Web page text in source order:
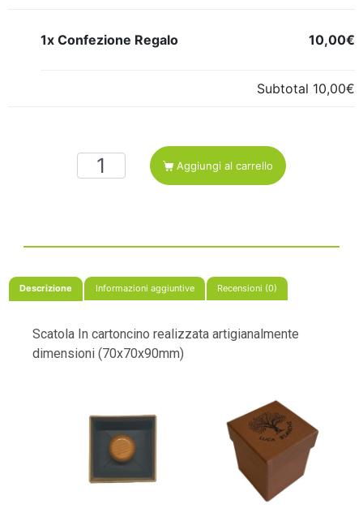
1x Confezione Regalo 10,00€
Subtotal 10,00€
Aggiungi al carrello
Descrizione Informazioni aggiuntive Recensioni (0)
Scatola In cartoncino realizzata artigianalmente
dimensioni (70x70x90mm)